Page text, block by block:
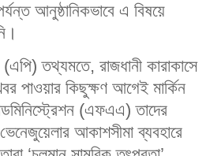
আনুষ্ঠানিকভাবে এ বিষয়ে
তথ্যমতে, রাজধানী কারাকাসে
পাওয়ার কিছুক্ষণ আগেই মার্কিন
(এফএএ) তাদের
আকাশসীমা ব্যবহারে